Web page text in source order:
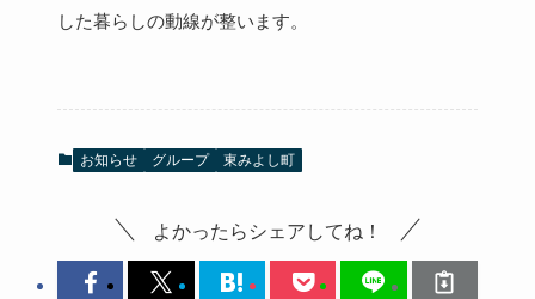
した暮らしの動線が整います。
お知らせ グループ 東みよし町
よかったらシェアしてね！